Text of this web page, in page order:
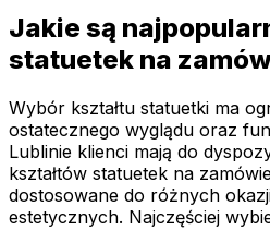
Jakie są
statuetek na
Wybór kształtu statuetki ma
ostatecznego wyglądu oraz
Lublinie klienci mają do
kształtów statuetek na
dostosowane do różnych
estetycznych. Najczęściej